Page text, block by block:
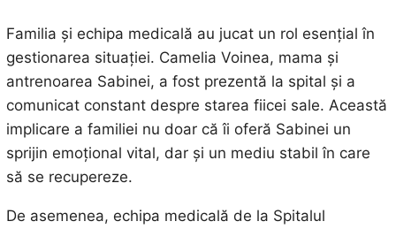
Familia și echipa medicală au jucat un rol esențial în
gestionarea situației. Camelia Voinea, mama și
antrenoarea Sabinei, a fost prezentă la spital și a
comunicat constant despre starea fiicei sale. Această
implicare a familiei nu doar că îi oferă Sabinei un
sprijin emoțional vital, dar și un mediu stabil în care
să se recupereze.
De asemenea, echipa medicală de la Spitalul